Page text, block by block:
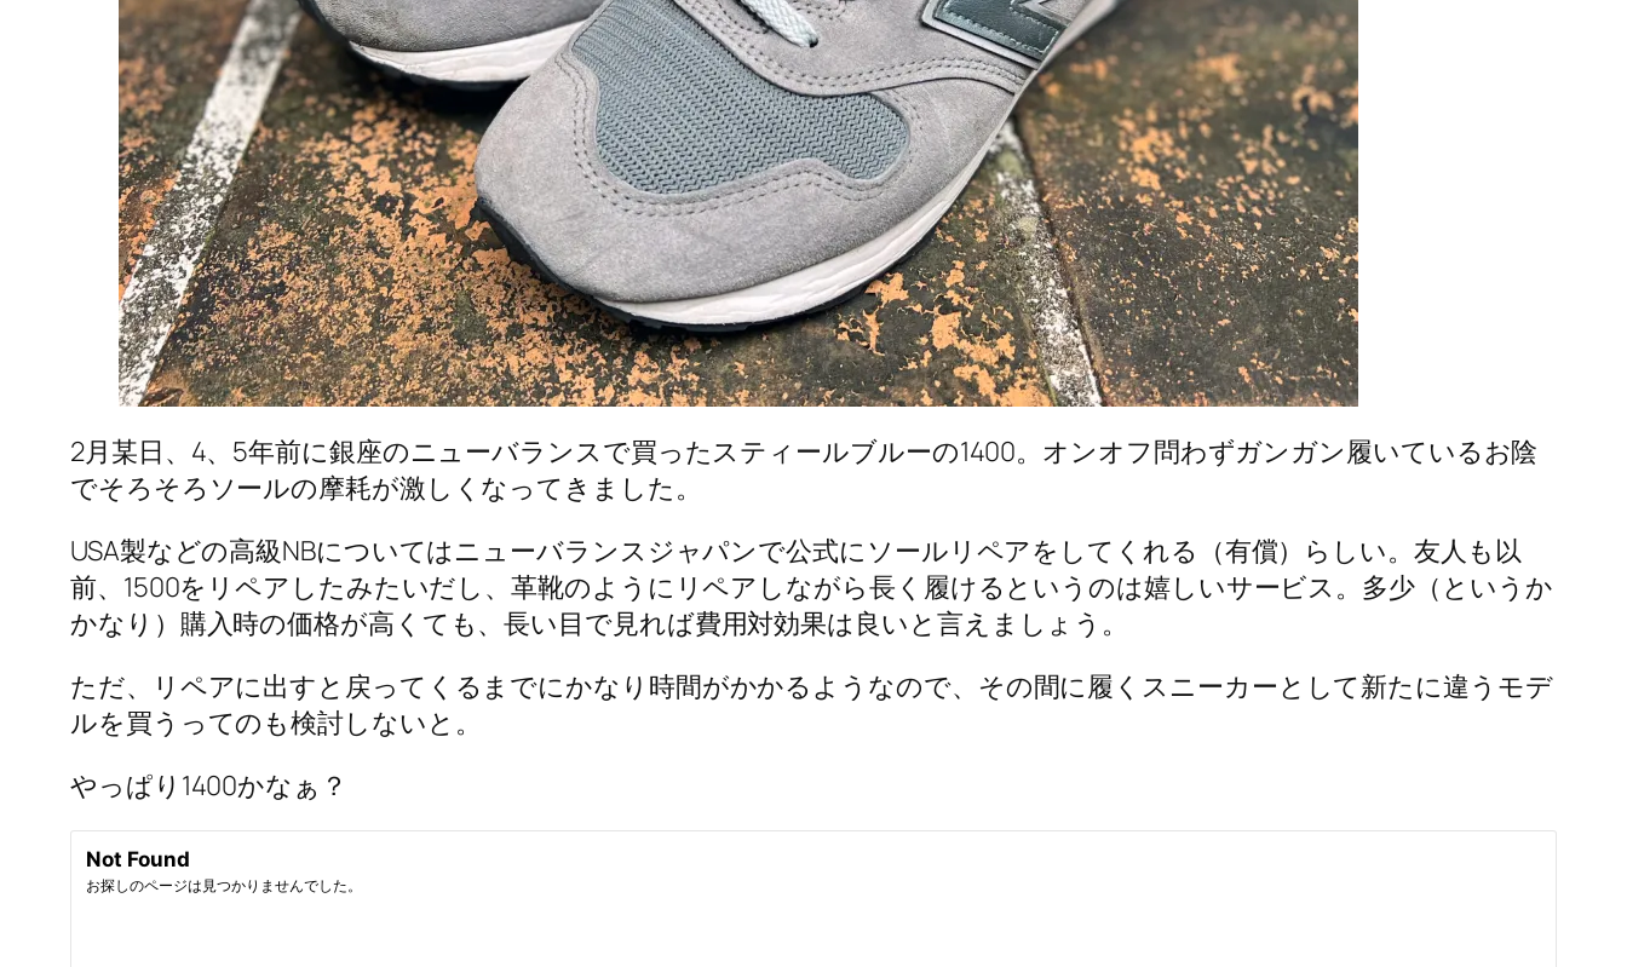
2月某日、4、5年前に銀座のニューバランスで買ったスティールブルーの1400。オンオフ問わずガンガン履いているお陰
でそろそろソールの摩耗が激しくなってきました。
USA製などの高級NBについてはニューバランスジャパンで公式にソールリペアをしてくれる（有償）らしい。友人も以
前、1500をリペアしたみたいだし、革靴のようにリペアしながら長く履けるというのは嬉しいサービス。多少（というか
かなり）購入時の価格が高くても、長い目で見れば費用対効果は良いと言えましょう。
ただ、リペアに出すと戻ってくるまでにかなり時間がかかるようなので、その間に履くスニーカーとして新たに違うモデ
ルを買うってのも検討しないと。
やっぱり1400かなぁ？